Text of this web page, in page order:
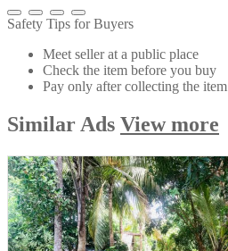
Safety Tips for Buyers
Meet seller at a public place
Check the item before you buy
Pay only after collecting the item
Similar Ads View more